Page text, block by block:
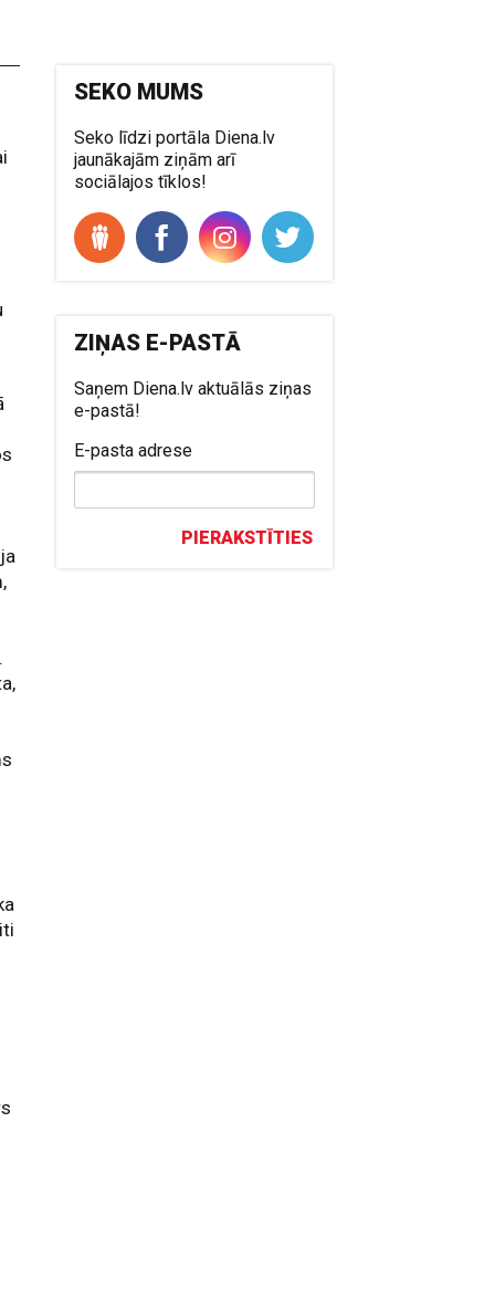
SEKO MUMS
Seko līdzi portāla Diena.lv
jaunākajām ziņām arī
sociālajos tīklos!
ZIŅAS E-PASTĀ
Saņem Diena.lv aktuālās ziņas
e-pastā!
E-pasta adrese
PIERAKSTĪTIES